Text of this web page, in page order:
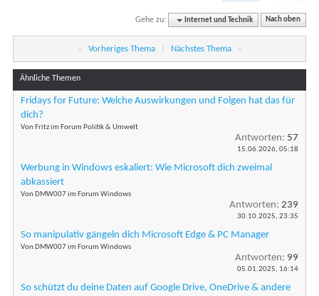
Gehe zu: Internet und Technik Nach oben
« Vorheriges Thema Nächstes Thema »
Ähnliche Themen
Fridays for Future: Welche Auswirkungen und Folgen hat das für
dich?
Von Fritz im Forum Politik & Umwelt
Antworten: 57
15.06.2026, 05:18
Werbung in Windows eskaliert: Wie Microsoft dich zweimal
abkassiert
Von DMW007 im Forum Windows
Antworten: 239
30.10.2025, 23:35
So manipulativ gängeln dich Microsoft Edge & PC Manager
Von DMW007 im Forum Windows
Antworten: 99
05.01.2025, 16:14
So schützt du deine Daten auf Google Drive, OneDrive & andere